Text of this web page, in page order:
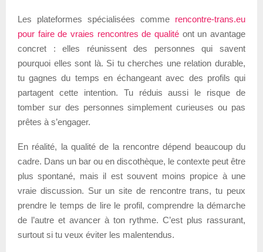
Les plateformes spécialisées comme rencontre-trans.eu
pour faire de vraies rencontres de qualité ont un avantage
concret : elles réunissent des personnes qui savent
pourquoi elles sont là. Si tu cherches une relation durable,
tu gagnes du temps en échangeant avec des profils qui
partagent cette intention. Tu réduis aussi le risque de
tomber sur des personnes simplement curieuses ou pas
prêtes à s’engager.
En réalité, la qualité de la rencontre dépend beaucoup du
cadre. Dans un bar ou en discothèque, le contexte peut être
plus spontané, mais il est souvent moins propice à une
vraie discussion. Sur un site de rencontre trans, tu peux
prendre le temps de lire le profil, comprendre la démarche
de l’autre et avancer à ton rythme. C’est plus rassurant,
surtout si tu veux éviter les malentendus.